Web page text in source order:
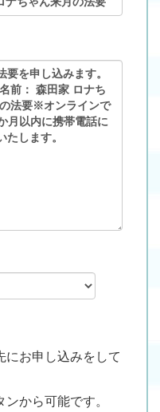
にお申し込みをして
から可能です。